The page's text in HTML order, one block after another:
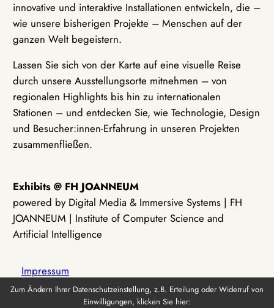
innovative und interaktive Installationen entwickeln, die –
wie unsere bisherigen Projekte – Menschen auf der
ganzen Welt begeistern.
Lassen Sie sich von der Karte auf eine visuelle Reise
durch unsere Ausstellungsorte mitnehmen – von
regionalen Highlights bis hin zu internationalen
Stationen – und entdecken Sie, wie Technologie, Design
und Besucher:innen-Erfahrung in unseren Projekten
zusammenfließen.
Exhibits @ FH JOANNEUM
powered by Digital Media & Immersive Systems | FH
JOANNEUM | Institute of Computer Science and
Artificial Intelligence
Impressum
Zum Ändern Ihrer Datenschutzeinstellung, z.B. Erteilung oder Widerruf von
Einwilligungen, klicken Sie hier: